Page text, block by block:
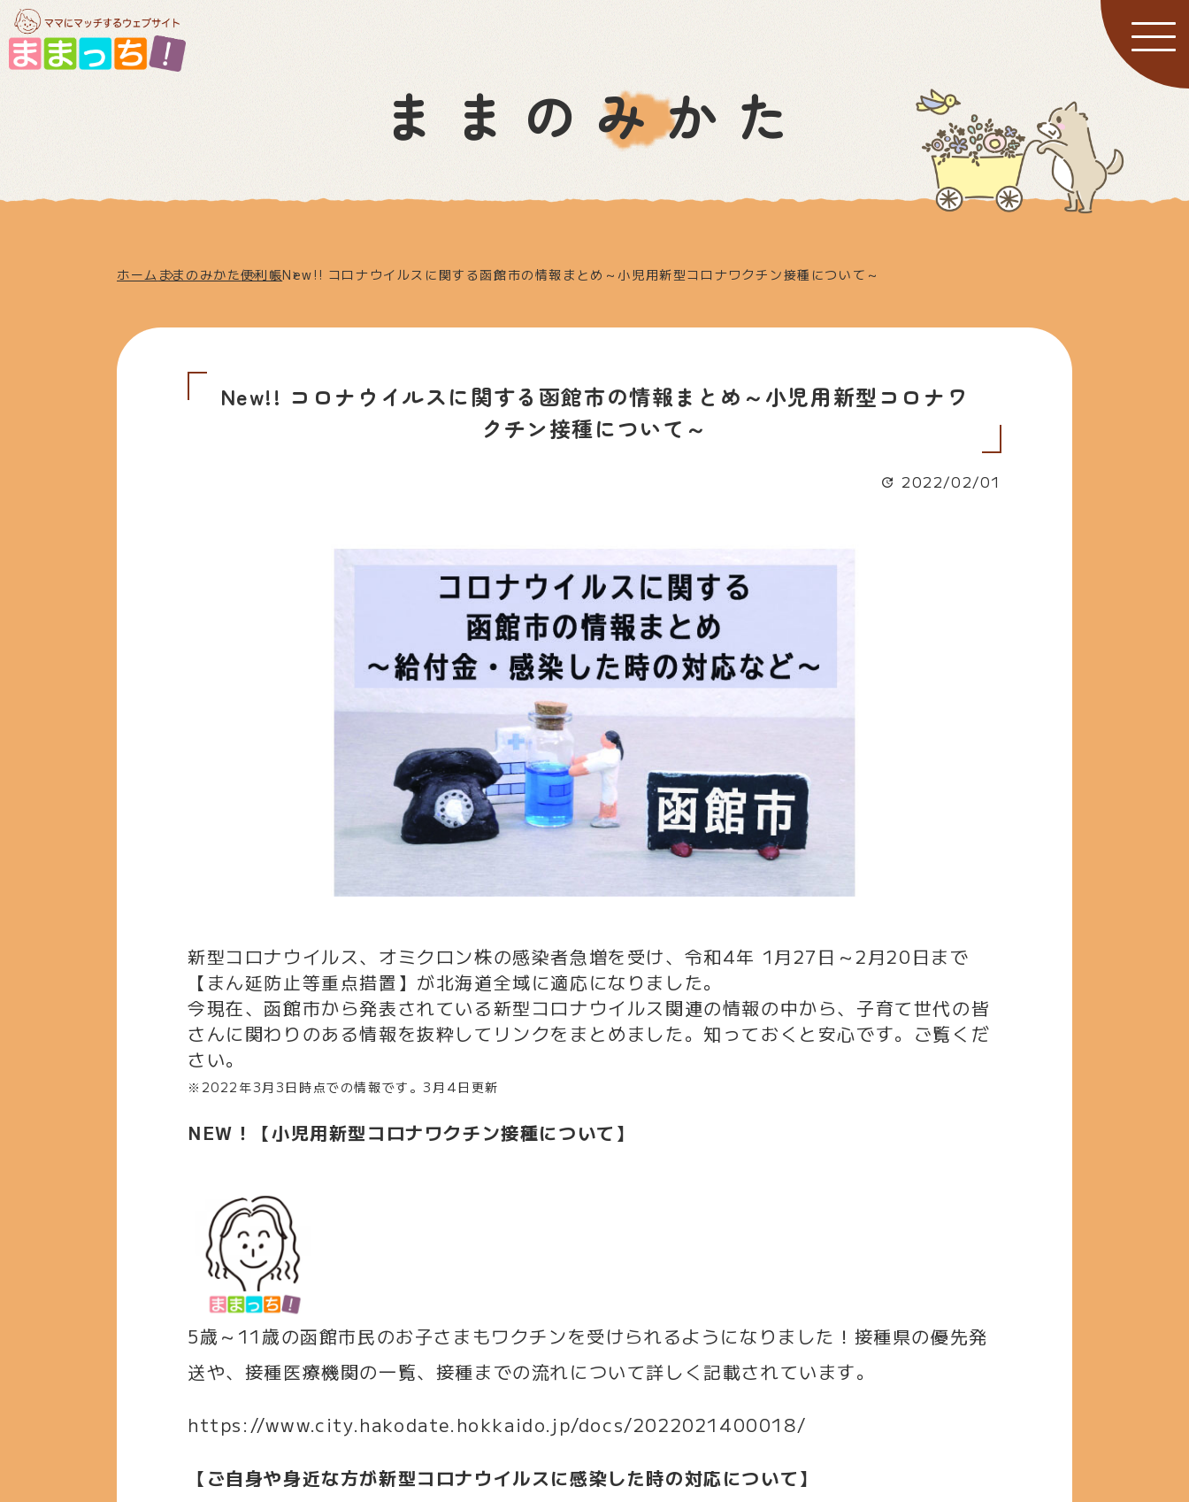
ままのみかた
ホーム ままのみかた便利帳New!! コロナウイルスに関する函館市の情報まとめ～小児用新型コロナワクチン接種について～
New!! コロナウイルスに関する函館市の情報まとめ～小児用新型コロナワ
クチン接種について～
2022/02/01
新型コロナウイルス、オミクロン株の感染者急増を受け、令和4年 1月27日～2月20日まで
【まん延防止等重点措置】が北海道全域に適応になりました。
今現在、函館市から発表されている新型コロナウイルス関連の情報の中から、子育て世代の皆
さんに関わりのある情報を抜粋してリンクをまとめました。知っておくと安心です。ご覧くだ
さい。
※2022年3月3日時点での情報です。3月4日更新
NEW！ 【小児用新型コロナワクチン接種について】
5歳～11歳の函館市民のお子さまもワクチンを受けられるようになりました！接種県の優先発
送や、接種医療機関の一覧、接種までの流れについて詳しく記載されています。
https://www.city.hakodate.hokkaido.jp/docs/2022021400018/
【ご自身や身近な方が新型コロナウイルスに感染した時の対応について】